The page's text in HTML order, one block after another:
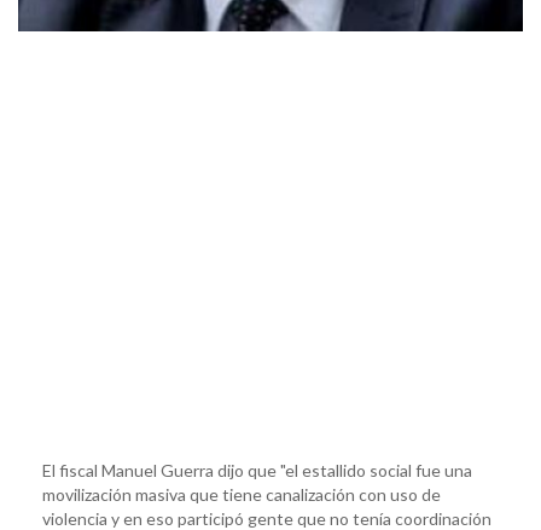
El fiscal Manuel Guerra dijo que "el estallido social fue una
movilización masiva que tiene canalización con uso de
violencia y en eso participó gente que no tenía coordinación